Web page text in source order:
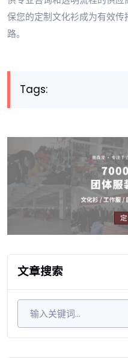
保您的定制文化衫成为有效
路。
Tags:
文章搜索